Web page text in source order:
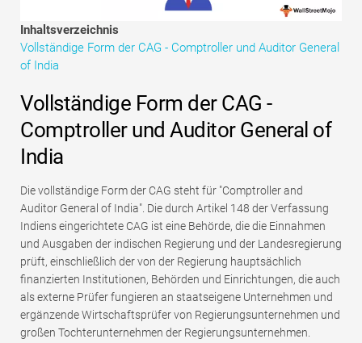
Tutorials zur Finanzmodellierung
Vollständige Form
Inhaltsverzeichnis
Vollständige Form der CAG - Comptroller und Auditor General
of India
Vollständige Form der CAG -
Comptroller und Auditor General of
India
Die vollständige Form der CAG steht für "Comptroller and
Auditor General of India". Die durch Artikel 148 der Verfassung
Indiens eingerichtete CAG ist eine Behörde, die die Einnahmen
und Ausgaben der indischen Regierung und der Landesregierung
prüft, einschließlich der von der Regierung hauptsächlich
finanzierten Institutionen, Behörden und Einrichtungen, die auch
als externe Prüfer fungieren an staatseigene Unternehmen und
ergänzende Wirtschaftsprüfer von Regierungsunternehmen und
großen Tochterunternehmen der Regierungsunternehmen.